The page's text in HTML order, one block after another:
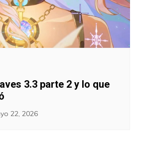
3.3 parte 2 y lo que
22, 2026